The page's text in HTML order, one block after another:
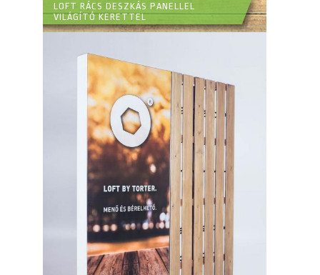
LOFT RÁCS DESZKÁS PANELLEL
VILÁGÍTÓ KERETTEL